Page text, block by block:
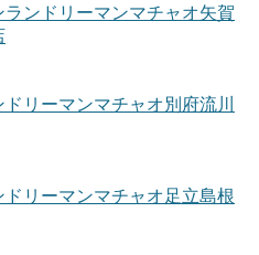
ランドリーマンマチャオ矢賀
リーマンマチャオ別府流川
ドリーマンマチャオ足立島根